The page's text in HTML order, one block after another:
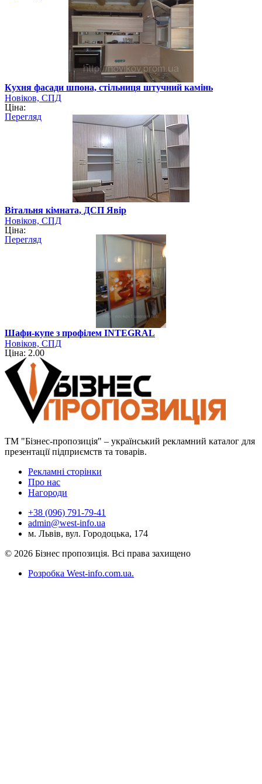
Кухня фасади шпона, стільниця штучний камінь
Новіков, СПД
Ціна:
Перегляд
Вітальня кімната, ДСП Явір
Новіков, СПД
Ціна:
Перегляд
Шафи-купе з профілем INTEGRAL
Новіков, СПД
Ціна: 2.00
ТМ "Бізнес-пропозиція" – український рекламний каталог для
презентації підприємств та товарів.
Рекламні сторінки
Про нас
Нагороди
+38 (096) 791-79-41
admin@west-info.ua
м. Львів, вул. Городоцька, 174
© 2026 Бізнес пропозиція. Всі права захищено
Розробка West-info.com.ua.